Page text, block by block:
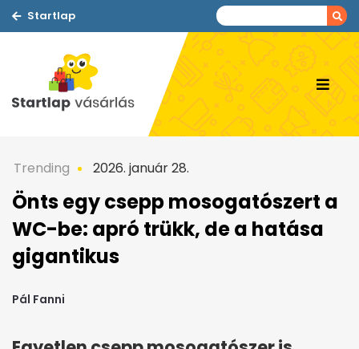
Startlap
Trending 2026. január 28.
Önts egy csepp mosogatószert a
WC-be: apró trükk, de a hatása
gigantikus
Pál Fanni